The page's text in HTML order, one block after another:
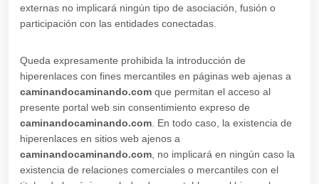
externas no implicará ningún tipo de asociación, fusión o
participación con las entidades conectadas.
Queda expresamente prohibida la introducción de
hiperenlaces con fines mercantiles en páginas web ajenas a
caminandocaminando.com que permitan el acceso al
presente portal web sin consentimiento expreso de
caminandocaminando.com . En todo caso, la existencia de
hiperenlaces en sitios web ajenos a
caminandocaminando.com , no implicará en ningún caso la
existencia de relaciones comerciales o mercantiles con el